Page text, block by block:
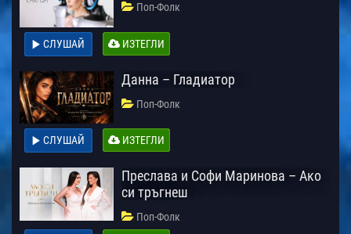
Поп-Фолк
СЛУШАЙ ИЗТЕГЛИ
Данна – Гладиатор
Поп-Фолк
СЛУШАЙ ИЗТЕГЛИ
Преслава и Софи Маринова – Ако
си тръгнеш
Поп-Фолк